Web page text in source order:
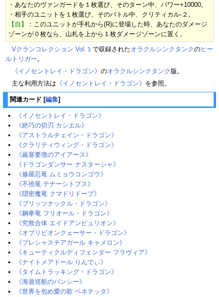
・あなたのヴァンガードを１枚選び、そのターン中、パワー+10000。
・相手のユニットを１枚選び、そのバトル中、クリティカル-２。
【自】
：このユニットが手札から(R)に登場した時、あなたのダメージ
ゾーンが０枚なら、山札を上から１枚ダメージゾーンに置く。
Vクランコレクション Vol.１ で収録されたオラクルシンクタンクのヒー
ルトリガー。
《イノセントレイ・ドラゴン》 のオラクルシンクタンク 版。
主な利用方法は 《イノセントレイ・ドラゴン》 を参照。
関連カード [編集]
《イノセントレイ・ドラゴン》
《絶巧の切刃 カシエル》
《アストラルチェイン・ドラゴン》
《クラリティウィング・ドラゴン》
《厳塞要徴のアイアース》
《ドラゴンダンサー ナスターシャ》
《修羅忍竜 ムミョウコンゴウ》
《不撓竜 テナーシトプス》
《隠密魔竜 クマドリドープ》
《ブリッツナックル・ドラゴン》
《鋼拳竜 フリオール・ドラゴン》
《究救合体 エイドアンビュリオン》
《オブリビオンクェーサー・ドラゴン》
《プレシャスチアガール キャメロン》
《キューティクルディフェンダー フラヴィア》
《ナイトメアドール りんでぃ》
《タイムトラッキング・ドラゴン》
《海遊巡航のバンシー》
《世界を包め愛の歌 ベネテッタ》